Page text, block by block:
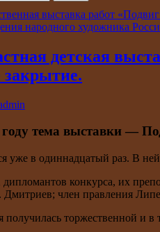
выставка работ
народного художника
детская
закрытие.
тема выставки —
уже в одиннадцатый раз. В
дипломантов конкурса, их
член правления
торжественной и